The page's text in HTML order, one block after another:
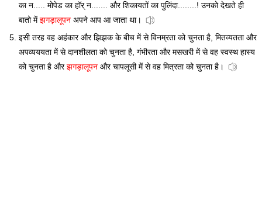
का न..... मोपेड का हॉर् न....... और शिकायतों का पुलिंदा........! उनको देखते ही
बातो मेंझगड़ालूपन अपने आप आ जाता था।
इसी तरह वह अहंकार और झिझक के बीच में से विनम्रता को चुनता है, मितव्यतता और
अपव्यययता में से दानशीलता को चुनता है, गंभीरता और मसखरी में से वह स्वस्थ हास्य
को चुनता है औरझगड़ालूपन और चापलूसी में से वह मित्रता को चुनता है।